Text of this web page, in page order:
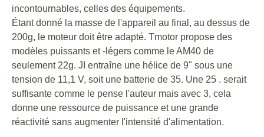
incontournables, celles des équipements.
Étant donné la masse de l'appareil au final, au dessus de
200g, le moteur doit être adapté. Tmotor propose des
modèles puissants et -légers comme le AM40 de
seulement 22g. JI entraîne une hélice de 9" sous une
tension de 11,1 V, soit une batterie de 35. Une 25 . serait
suffisante comme le pense l'auteur mais avec 3, cela
donne une ressource de puissance et une grande
réactivité sans augmenter l'intensité d'alimentation.